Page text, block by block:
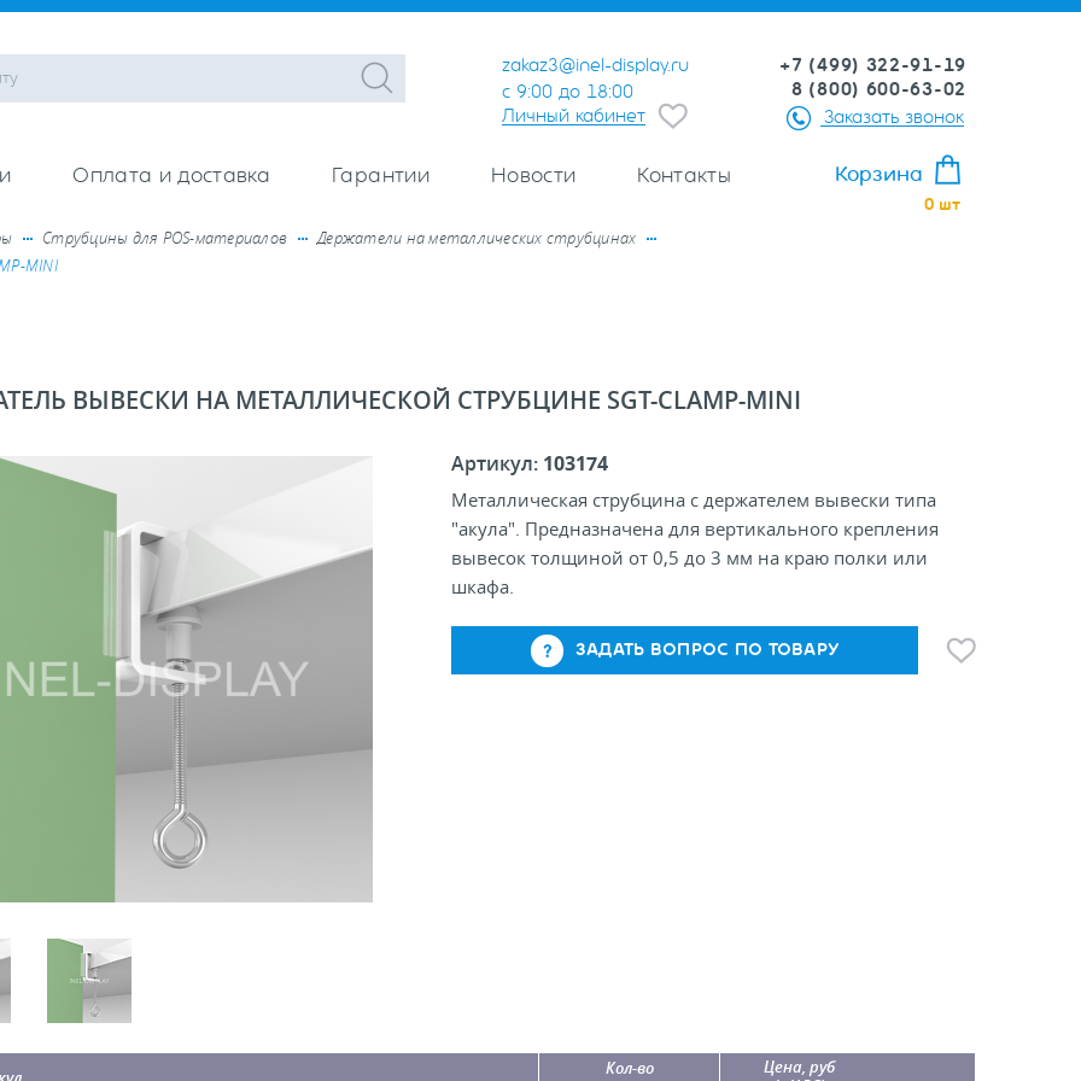
zakaz3@inel-display.ru
с 9:00 до 18:00
Личный кабинет
+7 (499) 322-91-19
8 (800) 600-63-02
Заказать звонок
Оплата и доставка Гарантии Новости Контакты Корзина
0 шт
Струбцины для POS-материалов
Держатели на металлических струбцинах
MINI
ВЫВЕСКИ НА МЕТАЛЛИЧЕСКОЙ СТРУБЦИНЕ SGT-CLAMP-MINI
Артикул: 103174
Металлическая струбцина с держателем вывески типа
"акула". Предназначена для вертикального крепления
вывесок толщиной от 0,5 до 3 мм на краю полки или
шкафа.
ЗАДАТЬ ВОПРОС ПО ТОВАРУ
Кол-во
Цена, руб